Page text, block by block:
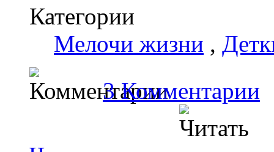
Категории
Мелочи жизни ,
3 Комментарии